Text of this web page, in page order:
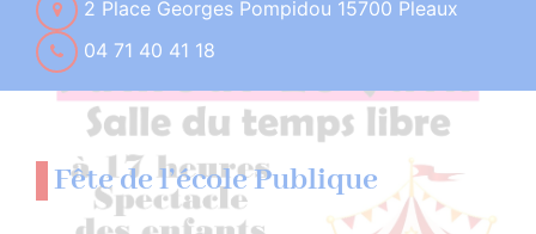
2 Place Georges Pompidou 15700 Pleaux
04 71 40 41 18
Fête de l’école Publique